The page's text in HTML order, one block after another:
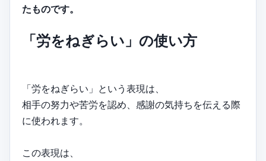
たものです。
「労をねぎらい」の使い方
「労をねぎらい」という表現は、
相手の努力や苦労を認め、感謝の気持ちを伝える際
に使われます。
この表現は、